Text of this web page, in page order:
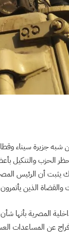
شبه جزيرة سيناء
الحزب والتنكيل
يثبت أن الرئيس
الذين
المصرية بأنها شأن
عن المساعدات